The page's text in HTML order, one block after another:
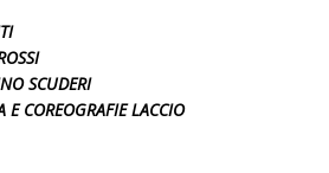
SCUDERI
E COREOGRAFIE LACCIO